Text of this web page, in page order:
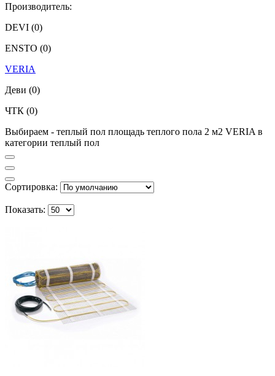
Производитель:
DEVI (0)
ENSTO (0)
VERIA
Деви (0)
ЧТК (0)
Выбираем - теплый пол площадь теплого пола 2 м2 VERIA в
категории теплый пол
Сортировка:
Показать: